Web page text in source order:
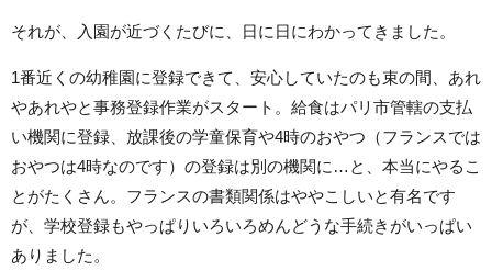
それが、入園が近づくたびに、日に日にわかってきました。
1番近くの幼稚園に登録できて、安心していたのも束の間、あれ
やあれやと事務登録作業がスタート。給食はパリ市管轄の支払
い機関に登録、放課後の学童保育や4時のおやつ（フランスでは
おやつは4時なのです）の登録は別の機関に…と、本当にやるこ
とがたくさん。フランスの書類関係はややこしいと有名です
が、学校登録もやっぱりいろいろめんどうな手続きがいっぱい
ありました。